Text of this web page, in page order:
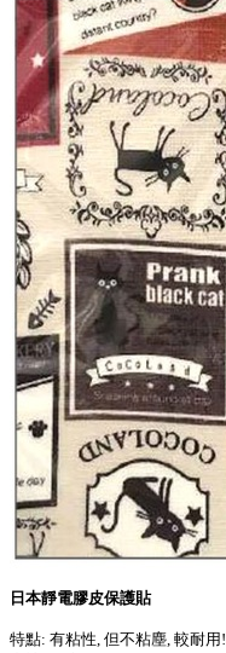
日本靜電膠皮保護貼
特點: 有粘性, 但不粘塵, 較耐用!